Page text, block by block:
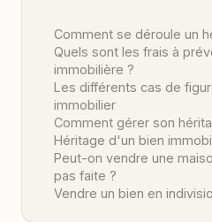
Comment se déroule un
Quels sont les frais à
immobilière ?
Les différents cas de
immobilier
Comment gérer son
Héritage d'un bien
Peut-on vendre une
pas faite ?
Vendre un bien en